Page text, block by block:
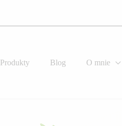
Produkty Blog O mnie